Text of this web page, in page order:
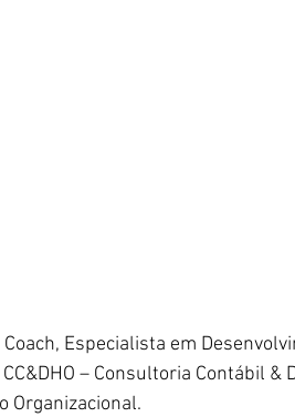
Especialista em
– Consultoria Contábil &
Organizacional.